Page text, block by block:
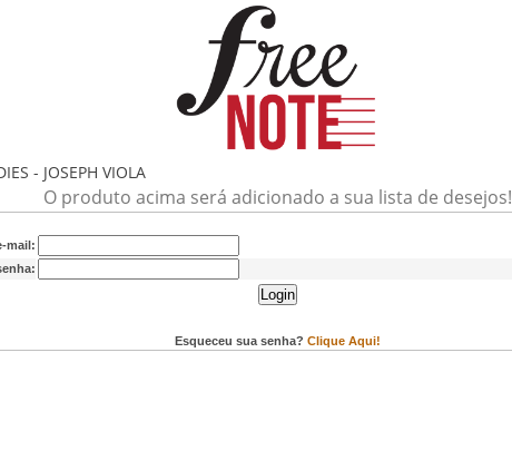
- JOSEPH VIOLA
O produto acima será adicionado a sua lista de desejos!
mail:
Login
Esqueceu sua senha? Clique Aqui!